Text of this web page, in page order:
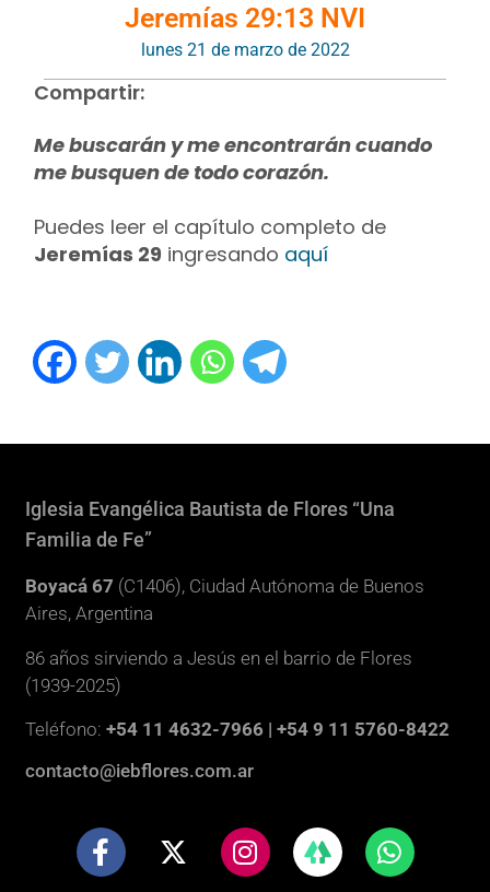
Jeremías 29:13 NVI
lunes 21 de marzo de 2022
Compartir:
Me buscarán y me encontrarán cuando
me busquen de todo corazón.
Puedes leer el capítulo completo de
Jeremías 29 ingresando aquí
Iglesia Evangélica Bautista de Flores “Una
Familia de Fe”
Boyacá 67 (C1406), Ciudad Autónoma de Buenos
Aires, Argentina
86 años sirviendo a Jesús en el barrio de Flores
(1939-2025)
Teléfono:+54 11 4632-7966 | +54 9 11 5760-8422
contacto@iebflores.com.ar
F
a
X
-
I
n
W
h